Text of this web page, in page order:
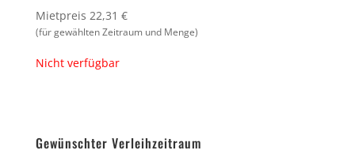
Mietpreis 22,31 €
(für gewählten Zeitraum und Menge)
Nicht verfügbar
Gewünschter Verleihzeitraum